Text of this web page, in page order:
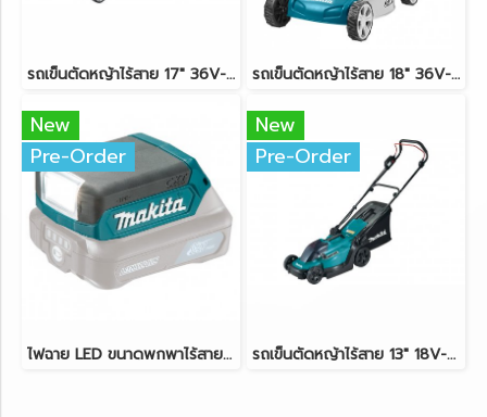
รถเข็นตัดหญ้าไร้สาย 17" 36V-LXT (18Vx2) MAKITA DLM432Z ตัวเครื่องเปล่า รถเข็นตัดหญ้าไร้สาย 18" 36V-BL (18Vx2) MAKITA DLM460Z ตัวเครื่องเปล่า
New
Pre-Order
ไฟฉาย LED ขนาดพกพาไร้สาย 12V MAKITA ML103 ตัวเครื่องเปล่า
New
Pre-Order
รถเข็นตัดหญ้าไร้สาย 13" 18V-LXT MAKITA DLM330Z ตัวเครื่องเปล่า